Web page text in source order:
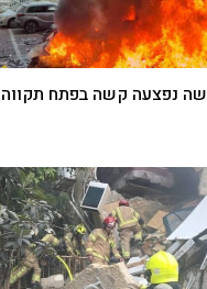
נפצעה קשה בפתח תקווה